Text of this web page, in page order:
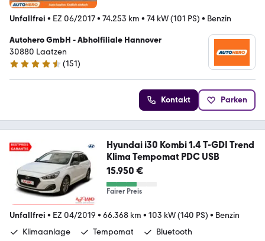
Unfallfrei • EZ 06/2017• 74.253 km • 74 kW (101 PS) • Benzin
Autohero GmbH - Abholfiliale Hannover
30880 Laatzen
4.7 Sterne
(151)
Kontakt Parken
Hyundai i30 Kombi 1.4 T-GDI Trend
Klima Tempomat PDC USB
15.950 €
Fairer Preis
Unfallfrei • EZ 04/2019 • 66.368 km • 103 kW (140 PS) • Benzin
Klimaanlage
Tempomat Bluetooth